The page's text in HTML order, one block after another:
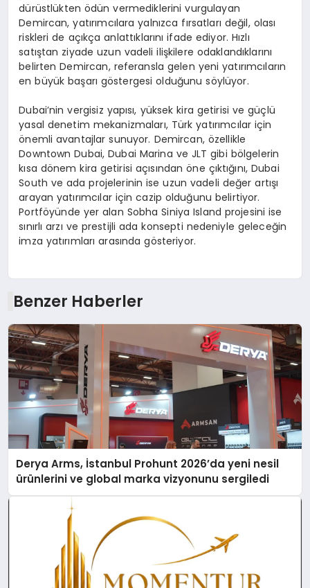
dürüstlükten ödün vermediklerini vurgulayan
Demircan, yatırımcılara yalnızca fırsatları değil, olası
riskleri de açıkça anlattıklarını ifade ediyor. Hızlı
satıştan ziyade uzun vadeli ilişkilere odaklandıklarını
belirten Demircan, referansla gelen yeni yatırımcıların
en büyük başarı göstergesi olduğunu söylüyor.
Dubai’nin vergisiz yapısı, yüksek kira getirisi ve güçlü
yasal denetim mekanizmaları, Türk yatırımcılar için
önemli avantajlar sunuyor. Demircan, özellikle
Downtown Dubai, Dubai Marina ve JLT gibi bölgelerin
kısa dönem kira getirisi açısından öne çıktığını, Dubai
South ve ada projelerinin ise uzun vadeli değer artışı
arayan yatırımcılar için cazip olduğunu belirtiyor.
Portföyünde yer alan Sobha Siniya Island projesini ise
sınırlı arzı ve prestijli ada konsepti nedeniyle geleceğin
imza yatırımları arasında gösteriyor.
Benzer Haberler
Derya Arms, İstanbul Prohunt 2026’da yeni nesil
ürünlerini ve global marka vizyonunu sergiledi